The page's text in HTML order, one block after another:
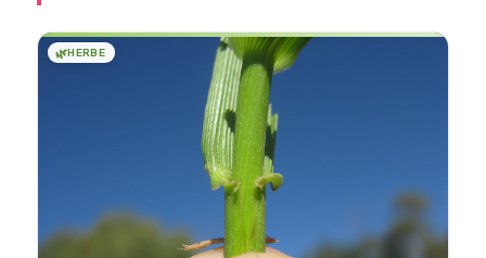
🌿HERBE